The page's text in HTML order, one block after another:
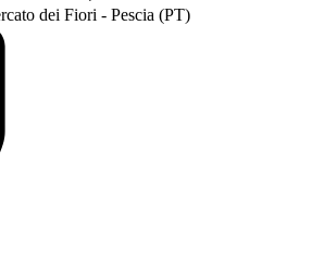
dei Fiori - Pescia (PT)